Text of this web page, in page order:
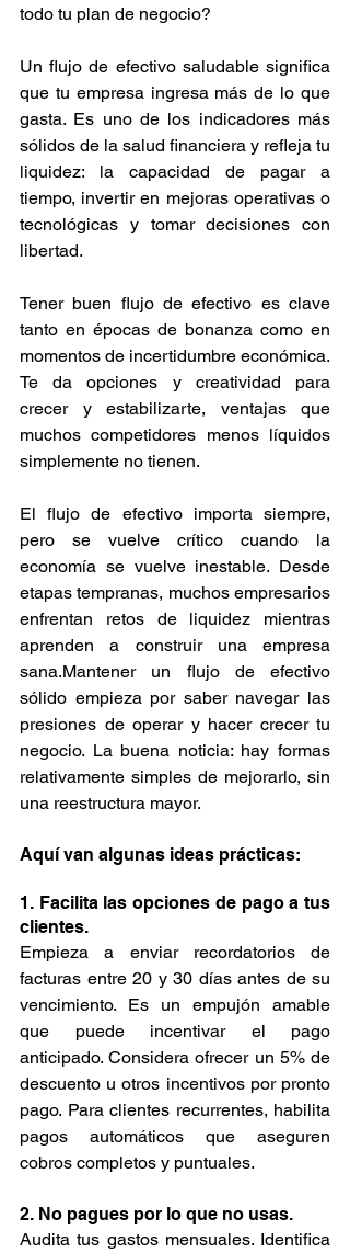
todo tu plan de negocio?
Un flujo de efectivo saludable significa
que tu empresa ingresa más de lo que
gasta. Es uno de los indicadores más
sólidos de la salud financiera y refleja tu
liquidez: la capacidad de pagar a
tiempo, invertir en mejoras operativas o
tecnológicas y tomar decisiones con
libertad.
Tener buen flujo de efectivo es clave
tanto en épocas de bonanza como en
momentos de incertidumbre económica.
Te da opciones y creatividad para
crecer y estabilizarte, ventajas que
muchos competidores menos líquidos
simplemente no tienen.
El flujo de efectivo importa siempre,
pero se vuelve crítico cuando la
economía se vuelve inestable. Desde
etapas tempranas, muchos empresarios
enfrentan retos de liquidez mientras
aprenden a construir una empresa
sana.Mantener un flujo de efectivo
sólido empieza por saber navegar las
presiones de operar y hacer crecer tu
negocio. La buena noticia: hay formas
relativamente simples de mejorarlo, sin
una reestructura mayor.
Aquí van algunas ideas prácticas:
1. Facilita las opciones de pago a tus
clientes.
Empieza a enviar recordatorios de
facturas entre 20 y 30 días antes de su
vencimiento. Es un empujón amable
que puede incentivar el pago
anticipado. Considera ofrecer un 5% de
descuento u otros incentivos por pronto
pago. Para clientes recurrentes, habilita
pagos automáticos que aseguren
cobros completos y puntuales.
2. No pagues por lo que no usas.
Audita tus gastos mensuales. Identifica